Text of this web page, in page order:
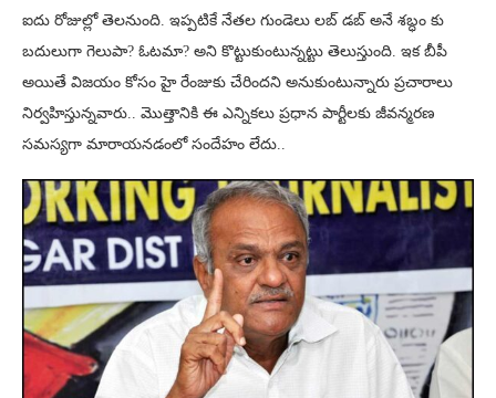
ఐదు రోజుల్లో తెలనుంది. ఇప్పటికే నేతల గుండెలు లబ్ డబ్ అనే శబ్ధం కు
బదులుగా గెలుపా? ఓటమా? అని కొట్టుకుంటున్నట్టు తెలుస్తుంది. ఇక బీపీ
అయితే విజయం కోసం హై రేంజుకు చేరిందని అనుకుంటున్నారు ప్రచారాలు
నిర్వహిస్తున్నవారు.. మొత్తానికి ఈ ఎన్నికలు ప్రధాన పార్టీలకు జీవన్మరణ
సమస్యగా మారాయనడంలో సందేహం లేదు..